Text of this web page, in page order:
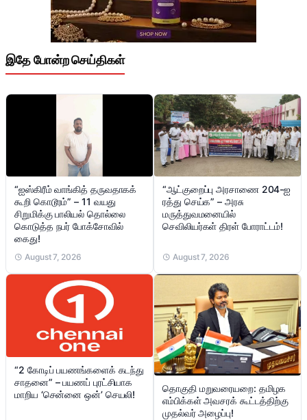
இதே போன்ற செய்திகள்
“ஐஸ்கிரீம் வாங்கித் தருவதாகக்
கூறி கொடூரம்” – 11 வயது
சிறுமிக்கு பாலியல் தொல்லை
கொடுத்த நபர் போக்சோவில்
கைது!
August 7, 2026
“ஆட்குறைப்பு அரசாணை 204-ஐ
ரத்து செய்க” – அரசு
மருத்துவமனையில்
செவிலியர்கள் திரள் போராட்டம்!
August 7, 2026
“2 கோடிப் பயணங்களைக் கடந்து
சாதனை” – பயணப் புரட்சியாக
மாறிய ‘சென்னை ஒன்’ செயலி!
தொகுதி மறுவரையறை: தமிழக
எம்பிக்கள் அவசரக் கூட்டத்திற்கு
முதல்வர் அழைப்பு!